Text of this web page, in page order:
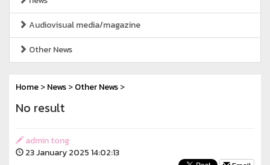
Audiovisual media/magazine
Other News
Home>News>Other News>
No result
admin tong
23 January 2025 14:02:13